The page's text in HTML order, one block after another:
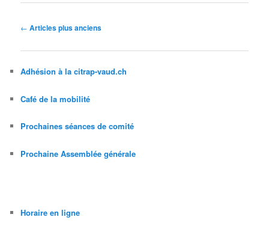
Navigation
← Articles plus anciens
Adhésion à la citrap-vaud.ch
Café de la mobilité
Prochaines séances de comité
Prochaine Assemblée générale
Horaire en ligne